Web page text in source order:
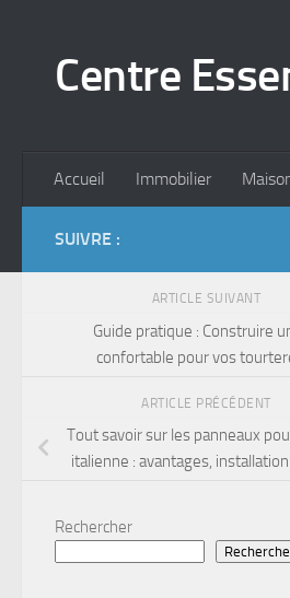
Centre
Accueil Immobilier
SUIVRE :
ARTICLE SUIVANT
Guide pratique : Construire
confortable pour vos
ARTICLE PRÉCÉDENT
Tout savoir sur les panneaux
italienne : avantages,
Rechercher